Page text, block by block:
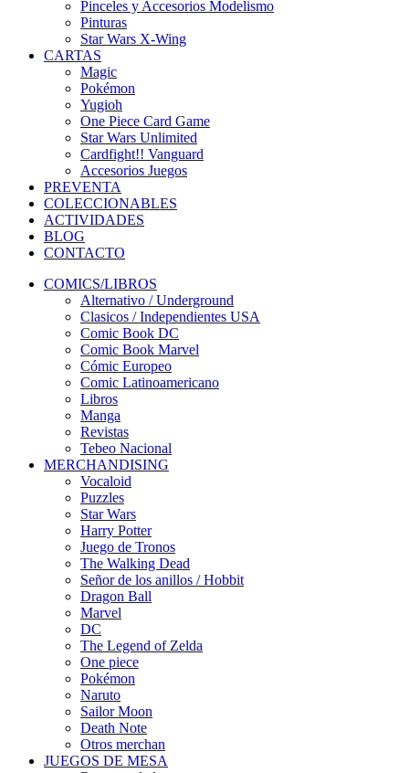
Pinceles y Accesorios Modelismo
Pinturas
Star Wars X-Wing
CARTAS
Magic
Pokémon
Yugioh
One Piece Card Game
Star Wars Unlimited
Cardfight!! Vanguard
Accesorios Juegos
PREVENTA
COLECCIONABLES
ACTIVIDADES
BLOG
CONTACTO
COMICS/LIBROS
Alternativo / Underground
Clasicos / Independientes USA
Comic Book DC
Comic Book Marvel
Cómic Europeo
Comic Latinoamericano
Libros
Manga
Revistas
Tebeo Nacional
MERCHANDISING
Vocaloid
Puzzles
Star Wars
Harry Potter
Juego de Tronos
The Walking Dead
Señor de los anillos / Hobbit
Dragon Ball
Marvel
DC
The Legend of Zelda
One piece
Pokémon
Naruto
Sailor Moon
Death Note
Otros merchan
JUEGOS DE MESA